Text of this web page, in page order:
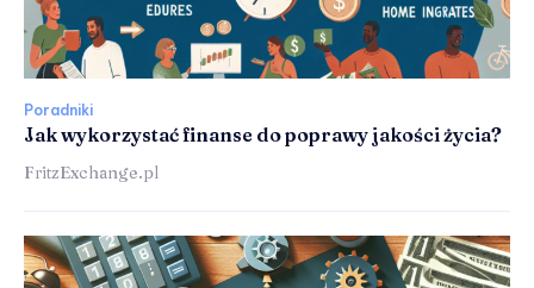
Poradniki
Jak wykorzystać finanse do poprawy jakości życia?
FritzExchange.pl